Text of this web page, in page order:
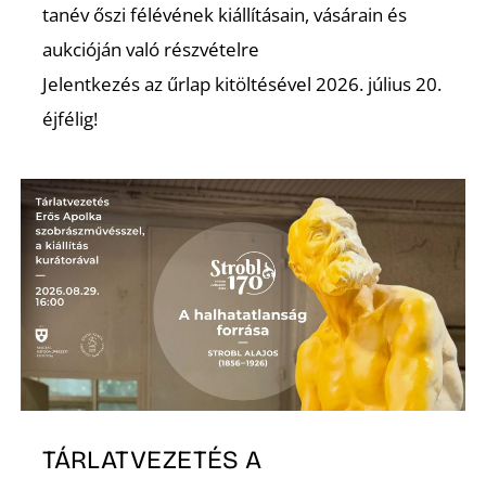
tanév őszi félévének kiállításain, vásárain és
aukcióján való részvételre
Jelentkezés az űrlap kitöltésével 2026. július 20.
éjfélig!
TÁRLATVEZETÉS A